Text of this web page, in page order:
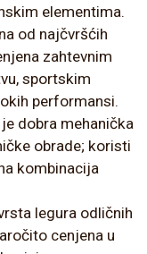
elementima.
od najčvršćih
zahtevnim
sportskim
performansi.
dobra mehanička
obrade; koristi
kombinacija
legura odličnih
cenjena u